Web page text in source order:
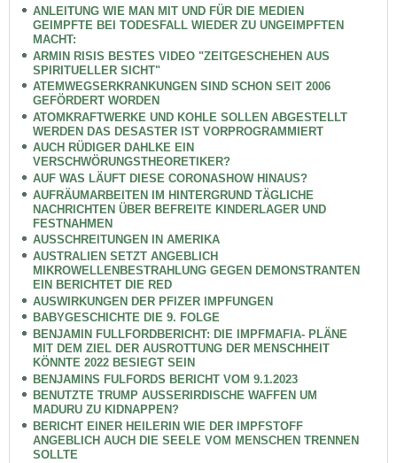
ANLEITUNG WIE MAN MIT UND FÜR DIE MEDIEN
GEIMPFTE BEI TODESFALL WIEDER ZU UNGEIMPFTEN
MACHT:
ARMIN RISIS BESTES VIDEO "ZEITGESCHEHEN AUS
SPIRITUELLER SICHT"
ATEMWEGSERKRANKUNGEN SIND SCHON SEIT 2006
GEFÖRDERT WORDEN
ATOMKRAFTWERKE UND KOHLE SOLLEN ABGESTELLT
WERDEN DAS DESASTER IST VORPROGRAMMIERT
AUCH RÜDIGER DAHLKE EIN
VERSCHWÖRUNGSTHEORETIKER?
AUF WAS LÄUFT DIESE CORONASHOW HINAUS?
AUFRÄUMARBEITEN IM HINTERGRUND TÄGLICHE
NACHRICHTEN ÜBER BEFREITE KINDERLAGER UND
FESTNAHMEN
AUSSCHREITUNGEN IN AMERIKA
AUSTRALIEN SETZT ANGEBLICH
MIKROWELLENBESTRAHLUNG GEGEN DEMONSTRANTEN
EIN BERICHTET DIE RED
AUSWIRKUNGEN DER PFIZER IMPFUNGEN
BABYGESCHICHTE DIE 9. FOLGE
BENJAMIN FULLFORDBERICHT: DIE IMPFMAFIA- PLÄNE
MIT DEM ZIEL DER AUSROTTUNG DER MENSCHHEIT
KÖNNTE 2022 BESIEGT SEIN
BENJAMINS FULFORDS BERICHT VOM 9.1.2023
BENUTZTE TRUMP AUSSERIRDISCHE WAFFEN UM
MADURU ZU KIDNAPPEN?
BERICHT EINER HEILERIN WIE DER IMPFSTOFF
ANGEBLICH AUCH DIE SEELE VOM MENSCHEN TRENNEN
SOLLTE